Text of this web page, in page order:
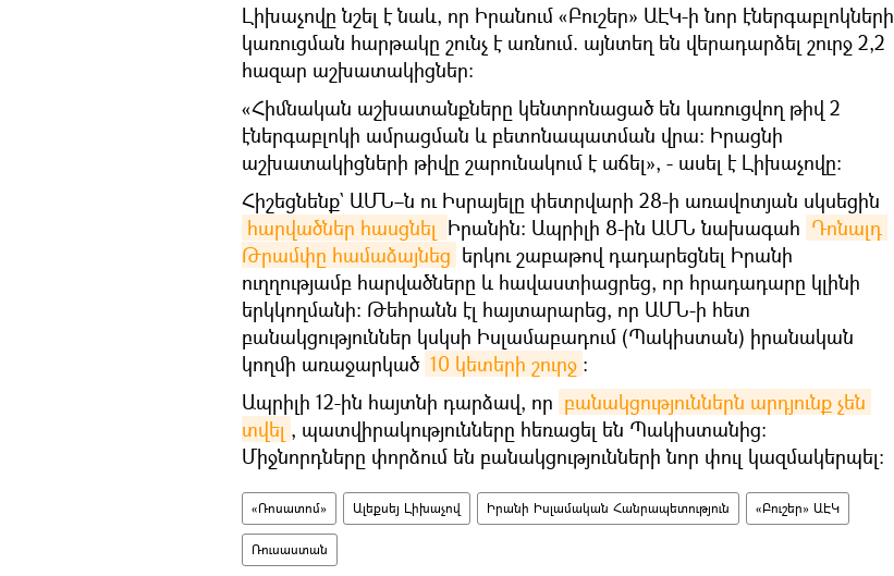
Լիխաչովը նշել է նաև, որ Իրանում «Բուշեր» ԱԷԿ-ի նոր էներգաբլոկների
կառուցման հարթակը շունչ է առնում. այնտեղ են վերադարձել շուրջ 2,2
հազար աշխատակիցներ:
«Հիմնական աշխատանքները կենտրոնացած են կառուցվող թիվ 2
էներգաբլոկի ամրացման և բետոնապատման վրա: Իրացնի
աշխատակիցների թիվը շարունակում է աճել», - ասել է Լիխաչովը։
Հիշեցնենք` ԱՄՆ–ն ու Իսրայելը փետրվարի 28-ի առավոտյան սկսեցին
հարվածներ հասցնել Իրանին։ Ապրիլի 8-ին ԱՄՆ նախագահ Դոնալդ
Թրամփը համաձայնեց երկու շաբաթով դադարեցնել Իրանի
ուղղությամբ հարվածները և հավաստիացրեց, որ հրադադարը կլինի
երկկողմանի։ Թեհրանն էլ հայտարարեց, որ ԱՄՆ-ի հետ
բանակցություններ կսկսի Իսլամաբադում (Պակիստան) իրանական
կողմի առաջարկած 10 կետերի շուրջ ։
Ապրիլի 12-ին հայտնի դարձավ, որ բանակցություններն արդյունք չեն
տվել , պատվիրակությունները հեռացել են Պակիստանից։
Միջնորդները փորձում են բանակցությունների նոր փուլ կազմակերպել։
«Ռոսատոմ» Ալեքսեյ Լիխաչով Իրանի Իսլամական Հանրապետություն «Բուշեր» ԱԷԿ
Ռուսաստան